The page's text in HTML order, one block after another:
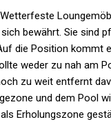
bewährt. Sie sind
die Position kommt
weder zu nah am
zu weit entfernt
und dem Pool
Erholungszone